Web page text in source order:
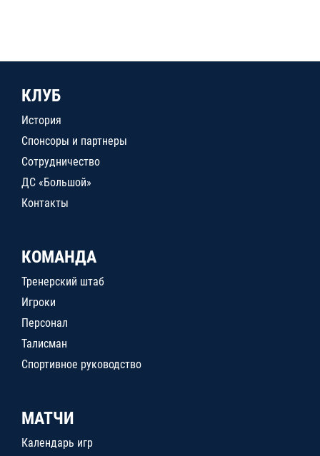
КЛУБ
История
Спонсоры и партнеры
Сотрудничество
ДС «Большой»
Контакты
КОМАНДА
Тренерский штаб
Игроки
Персонал
Талисман
Спортивное руководство
МАТЧИ
Календарь игр